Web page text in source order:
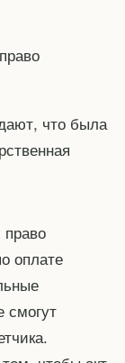
что была
оплате
смогут